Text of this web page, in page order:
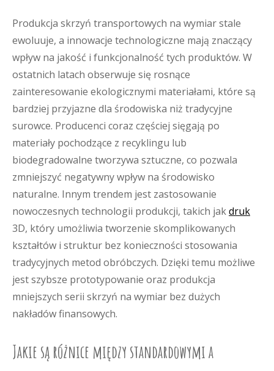
Produkcja skrzyń transportowych na wymiar stale
ewoluuje, a innowacje technologiczne mają znaczący
wpływ na jakość i funkcjonalność tych produktów. W
ostatnich latach obserwuje się rosnące
zainteresowanie ekologicznymi materiałami, które są
bardziej przyjazne dla środowiska niż tradycyjne
surowce. Producenci coraz częściej sięgają po
materiały pochodzące z recyklingu lub
biodegradowalne tworzywa sztuczne, co pozwala
zmniejszyć negatywny wpływ na środowisko
naturalne. Innym trendem jest zastosowanie
nowoczesnych technologii produkcji, takich jakdruk
3D, który umożliwia tworzenie skomplikowanych
kształtów i struktur bez konieczności stosowania
tradycyjnych metod obróbczych. Dzięki temu możliwe
jest szybsze prototypowanie oraz produkcja
mniejszych serii skrzyń na wymiar bez dużych
nakładów finansowych.
Jakie są różnice między standardowymi a